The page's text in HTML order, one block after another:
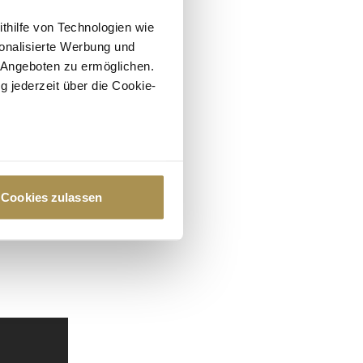
von Technologien wie
Werbung und
zu ermöglichen.
jederzeit über die Cookie-
Präferenzen im
Cookies zulassen